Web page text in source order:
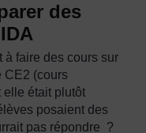
des
à faire des cours sur
CE2 (cours
elle était plutôt
posaient des
pas répondre ?